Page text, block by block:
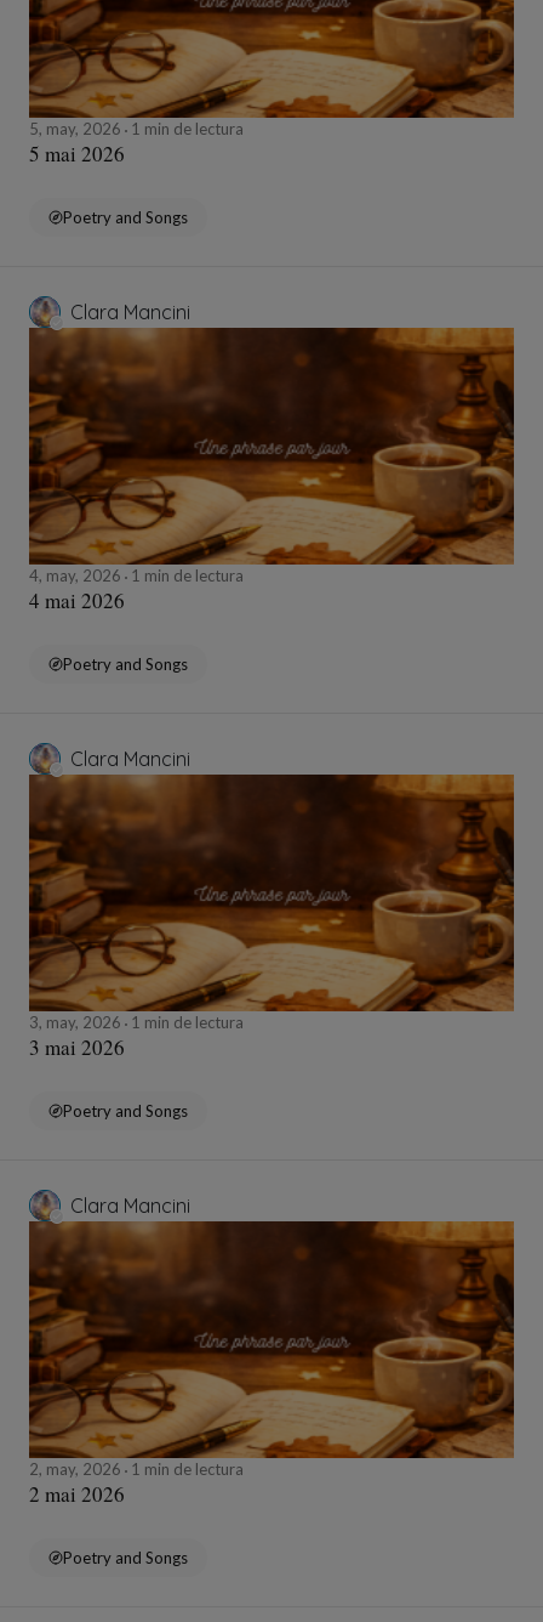
5, may, 2026 1 min de lectura
5 mai 2026
Poetry and Songs
Clara Mancini
4, may, 2026 1 min de lectura
4 mai 2026
Poetry and Songs
Clara Mancini
3, may, 2026 1 min de lectura
3 mai 2026
Poetry and Songs
Clara Mancini
2, may, 2026 1 min de lectura
2 mai 2026
Poetry and Songs